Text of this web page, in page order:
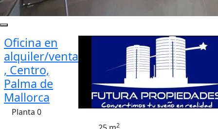
Oficina en
alquiler/venta
, Centro,
Palma de
Mallorca
Planta 0
2